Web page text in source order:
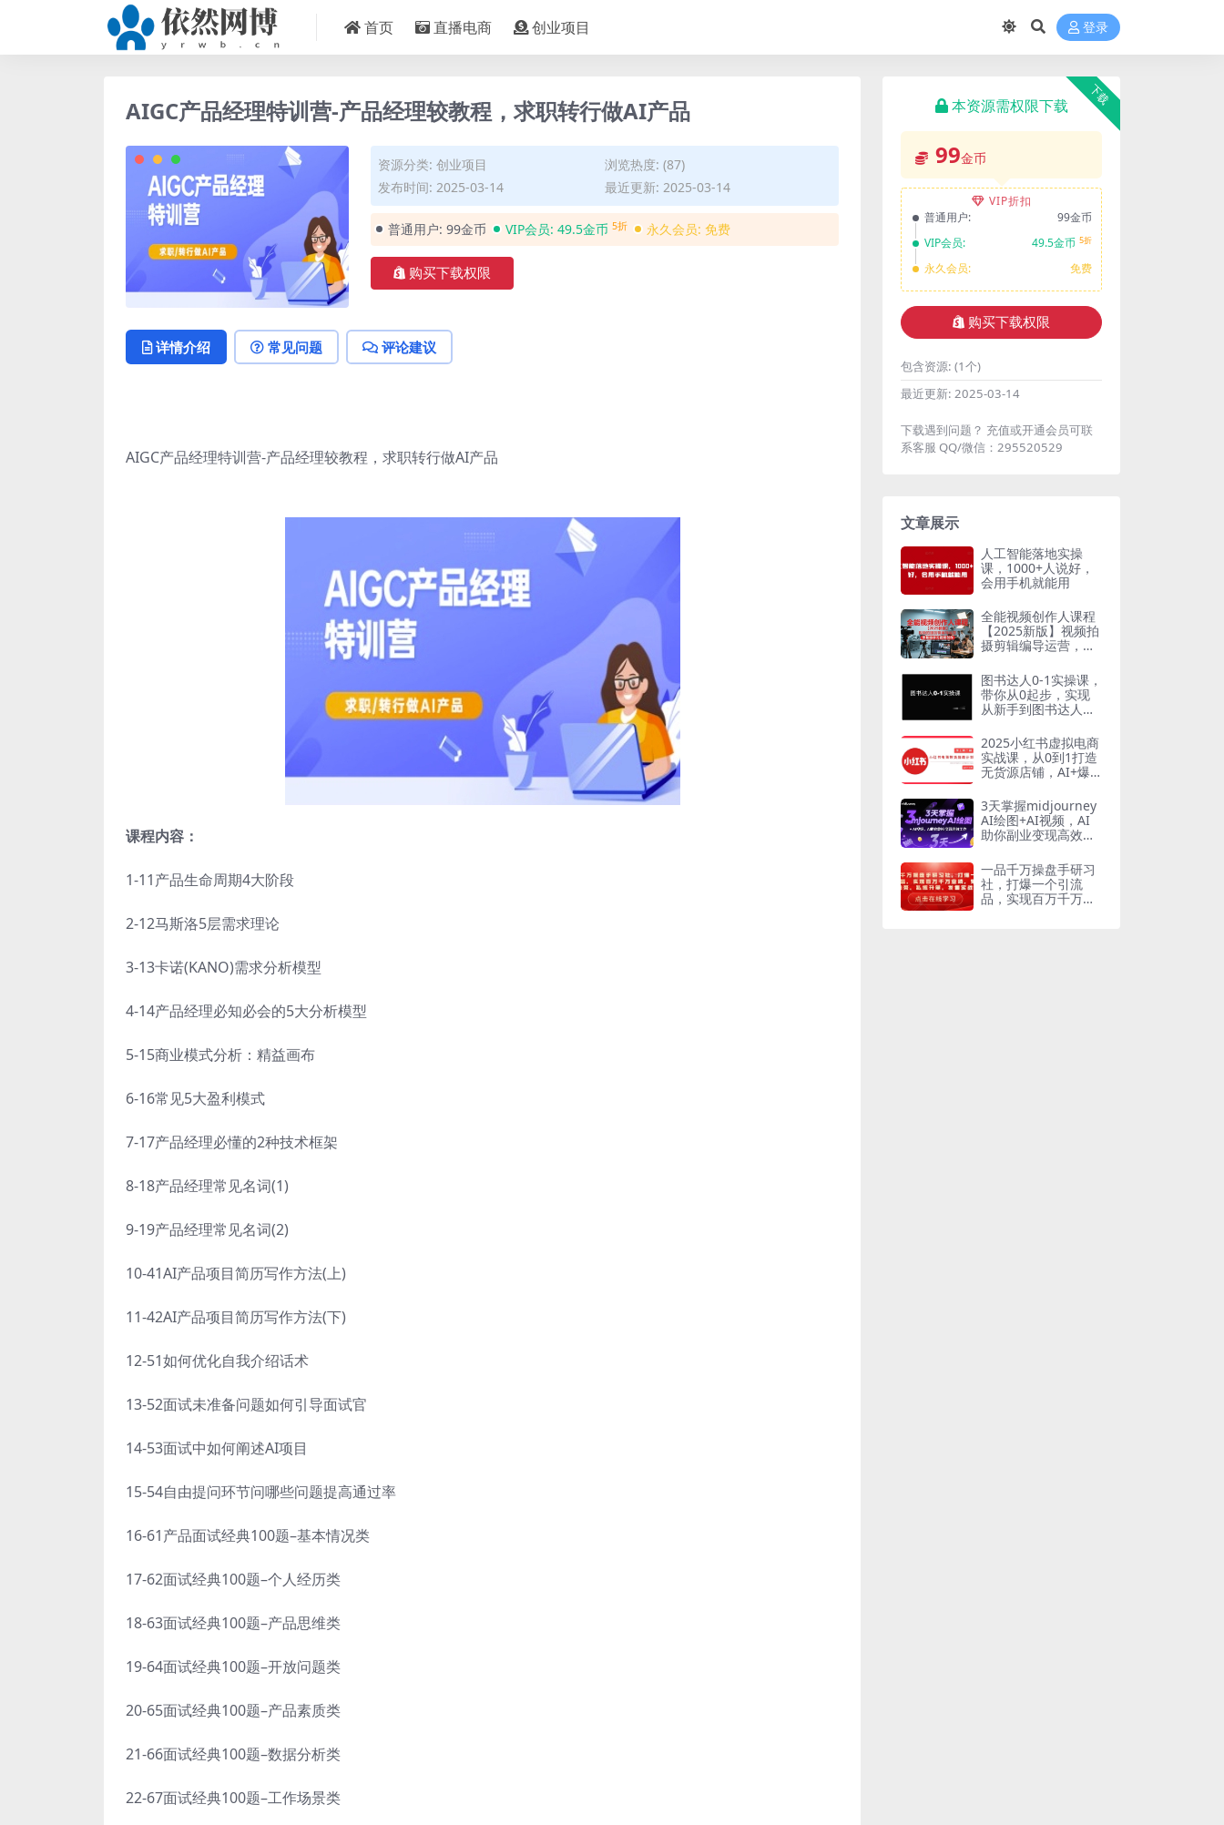
首页 直播电商 创业项目 登录
AIGC产品经理特训营-产品经理较教程，求职转行做AI产品
资源分类: 创业项目
浏览热度: (87)
发布时间: 2025-03-14
最近更新: 2025-03-14
普通用户: 99金币 VIP会员: 49.5金币 5折 永久会员: 免费
购买下载权限
详情介绍 常见问题 评论建议
AIGC产品经理特训营-产品经理较教程，求职转行做AI产品
课程内容：
1-11产品生命周期4大阶段
2-12马斯洛5层需求理论
3-13卡诺(KANO)需求分析模型
4-14产品经理必知必会的5大分析模型
5-15商业模式分析：精益画布
6-16常见5大盈利模式
7-17产品经理必懂的2种技术框架
8-18产品经理常见名词(1)
9-19产品经理常见名词(2)
10-41AI产品项目简历写作方法(上)
11-42AI产品项目简历写作方法(下)
12-51如何优化自我介绍话术
13-52面试未准备问题如何引导面试官
14-53面试中如何阐述AI项目
15-54自由提问环节问哪些问题提高通过率
16-61产品面试经典100题–基本情况类
17-62面试经典100题–个人经历类
18-63面试经典100题–产品思维类
19-64面试经典100题–开放问题类
20-65面试经典100题–产品素质类
21-66面试经典100题–数据分析类
22-67面试经典100题–工作场景类
下载
本资源需权限下载
99金币
VIP折扣
普通用户:
99金币
VIP会员:
49.5金币 5折
永久会员: 免费
购买下载权限
包含资源: (1个)
最近更新: 2025-03-14
下载遇到问题？ 充值或开通会员可联
系客服 QQ/微信：295520529
文章展示
人工智能落地实操
课，1000+人说好，
会用手机就能用
全能视频创作人课程
【2025新版】视频拍
摄剪辑编导运营，零
图书达人0-1实操课，
带你从0起步，实现
从新手到图书达人的
2025小红书虚拟电商
实战课，从0到1打造
无货源店铺，AI+爆
3天掌握midjourney
AI绘图+AI视频，AI
助你副业变现高效工
一品千万操盘手研习
社，打爆一个引流
品，实现百万千万业